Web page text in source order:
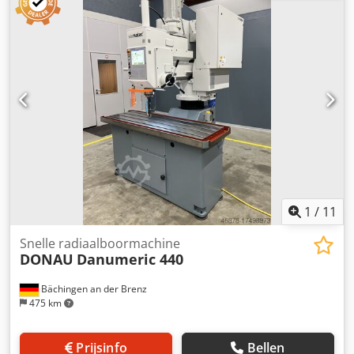
185/123/165 mm - Gewicht: 4,6 kg/stuk.
1 / 11
Bächingen an der Brenz
475 km
Snelle radiaalboormachine
DONAU Danumeric 440
Prijsinfo Bellen